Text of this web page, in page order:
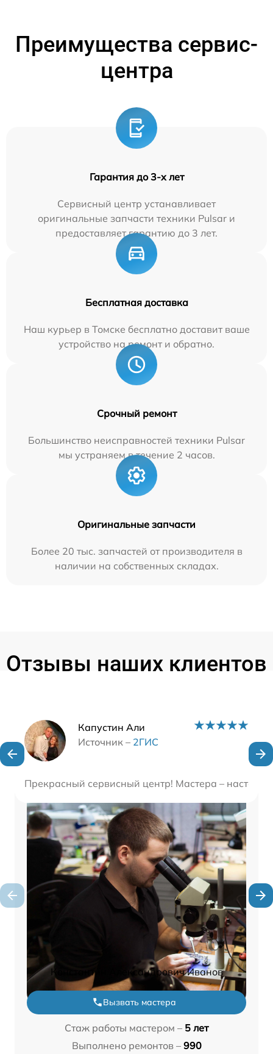
Преимущества сервис-
центра
Гарантия до 3-х лет
Сервисный центр устанавливает
оригинальные запчасти техники Pulsar и
предоставляет гарантию до 3 лет.
Бесплатная доставка
Наш курьер в Томске бесплатно доставит ваше
устройство на ремонт и обратно.
Срочный ремонт
Большинство неисправностей техники Pulsar
мы устраняем в течение 2 часов.
Оригинальные запчасти
Более 20 тыс. запчастей от производителя в
наличии на собственных складах.
Отзывы наших клиентов
Капустин Али
Источник – 2ГИС
Прекрасный сервисный центр! Мастера –
Наши мастера
Константин Александрович Иванов
Вызвать мастера
Стаж работы мастером – 5 лет
Выполнено ремонтов – 990